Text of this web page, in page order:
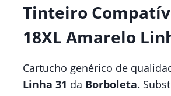
Tinteiro
18XL Amarelo
Cartucho genérico de
Linha 31 da Borboleta.